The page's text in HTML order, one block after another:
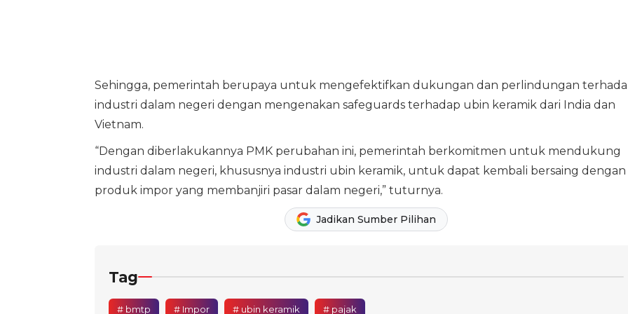
Sehingga, pemerintah berupaya untuk mengefektifkan dukungan dan perlindungan
industri dalam negeri dengan mengenakan safeguards terhadap ubin keramik dari India dan
Vietnam.
“Dengan diberlakukannya PMK perubahan ini, pemerintah berkomitmen untuk mendukung
industri dalam negeri, khususnya industri ubin keramik, untuk dapat kembali bersaing dengan
produk impor yang membanjiri pasar dalam negeri,” tuturnya.
Jadikan Sumber Pilihan
Tag
# bmtp # Impor # ubin keramik # pajak